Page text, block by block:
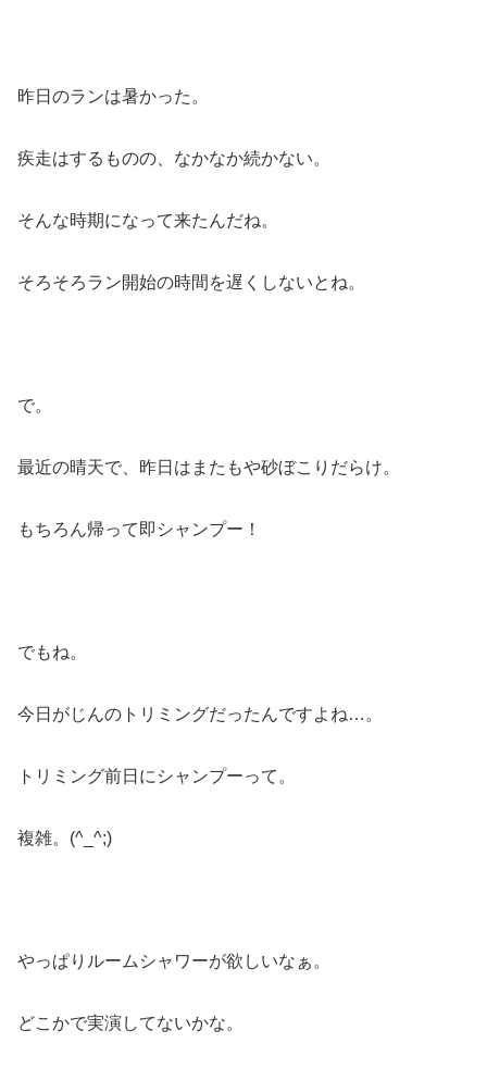
昨日のランは暑かった。
疾走はするものの、なかなか続かない。
そんな時期になって来たんだね。
そろそろラン開始の時間を遅くしないとね。
で。
最近の晴天で、昨日はまたもや砂ぼこりだらけ。
もちろん帰って即シャンプー！
でもね。
今日がじんのトリミングだったんですよね…。
トリミング前日にシャンプーって。
複雑。(^_^;)
やっぱりルームシャワーが欲しいなぁ。
どこかで実演してないかな。